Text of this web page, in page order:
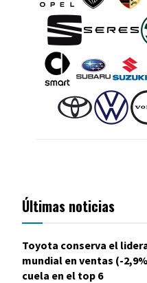
Últimas noticias
Toyota conserva el
mundial en ventas (-
cuela en el top 6